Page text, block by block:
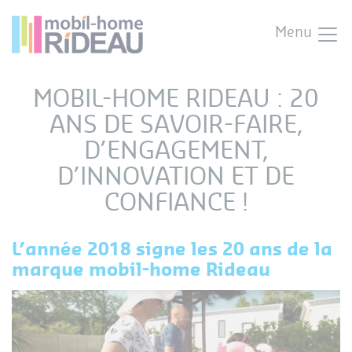
Menu
MOBIL-HOME RIDEAU : 20
ANS DE SAVOIR-FAIRE,
D’ENGAGEMENT,
D’INNOVATION ET DE
CONFIANCE !
L’année 2018 signe les 20 ans de la
marque mobil-home Rideau